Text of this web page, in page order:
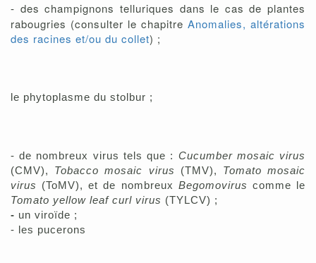
- des champignons telluriques dans le cas de plantes
rabougries (consulter le chapitre Anomalies, altérations
des racines et/ou du collet) ;
le phytoplasme du stolbur ;
- de nombreux virus tels que : Cucumber mosaic virus
(CMV), Tobacco mosaic virus (TMV), Tomato mosaic
virus (ToMV), et de nombreux Begomovirus comme le
Tomato yellow leaf curl virus (TYLCV) ;
- un viroïde ;
- les pucerons